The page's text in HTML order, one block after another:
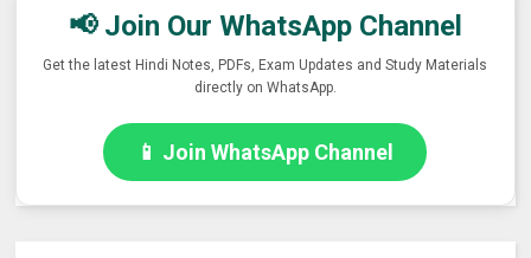
📢 Join Our WhatsApp Channel
Get the latest Hindi Notes, PDFs, Exam Updates and Study Materials
directly on WhatsApp.
📱 Join WhatsApp Channel